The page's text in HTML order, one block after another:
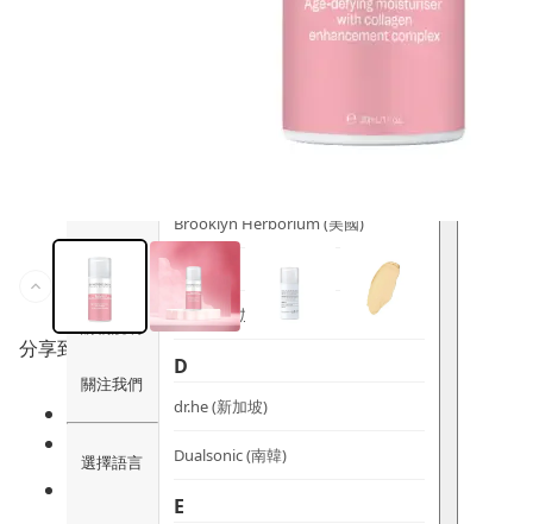
購物說明
關注我們
選擇語言
Bondi Wash (澳洲)
Brooklyn Herborium (美國)
C
CERM (新加坡)
D
dr.he (新加坡)
Dualsonic (南韓)
E
分享到